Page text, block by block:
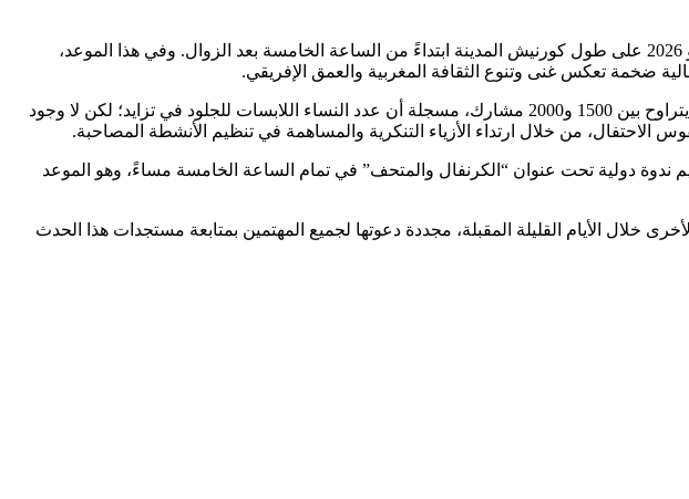
أما الحدث الأبرز الذي ينتظره الجميع، فهو الاستعراض الكبير للكرنفال الدولي لأكادير، والذي سينطلق يوم 12 يونيو 2026 على طول كورنيش المدينة ابتداءً من الساعة الخامسة بعد الزوال. وفي هذا الموعد،
ضخمة تعكس غنى وتنوع الثقافة المغربية والعمق الإفريقي.
وقد أفادت اللجنة المنظمة لـ”بيلماون، الكرنفال الدولي لأكادير” بأن العدد الإجمالي للمشاركين في هذه التظاهرة يتراوح بين 1500 و2000 مشارك، مسجلة أن عدد النساء اللابسات للجلود في تزايد؛ لكن لا وجود
الاحتفال، من خلال ارتداء الأزياء التنكرية والمساهمة في تنظيم الأنشطة المصاحبة.
الاحتفالية فحسب، بل ستشهد ختاماً فكرياً وازناً يوم 18 يونيو 2026، من خلال تنظيم ندوة دولية تحت عنوان “الكرنفال والمتحف” في تمام الساعة الخامسة مساءً، وهو الموعد
خلال الأيام القليلة المقبلة، مجددة دعوتها لجميع المهتمين بمتابعة مستجدات هذا الحدث